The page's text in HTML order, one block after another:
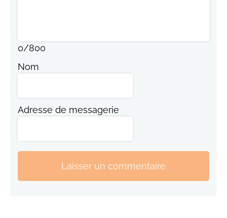
0/800
Nom
Adresse de messagerie
Laisser un commentaire